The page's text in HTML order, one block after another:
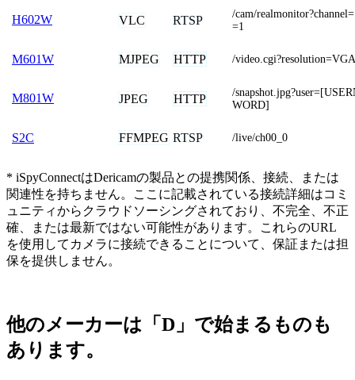
H602W VLC RTSP
/cam/
=1
M601W MJPEG HTTP /video.cgi?resolution=VGA
M801W JPEG HTTP
/
WORD]
S2C FFMPEG RTSP /live/ch00_0
* iSpyConnectはDericamの製品との提携関係、接続、または
関連性を持ちません。ここに記載されている接続詳細はコミ
ュニティからクラウドソーシングされており、不完全、不正
確、または最新ではない可能性があります。これらのURL
を使用してカメラに接続できることについて、保証または担
保を提供しません。
他のメーカーは「D」で始まるものも
あります。